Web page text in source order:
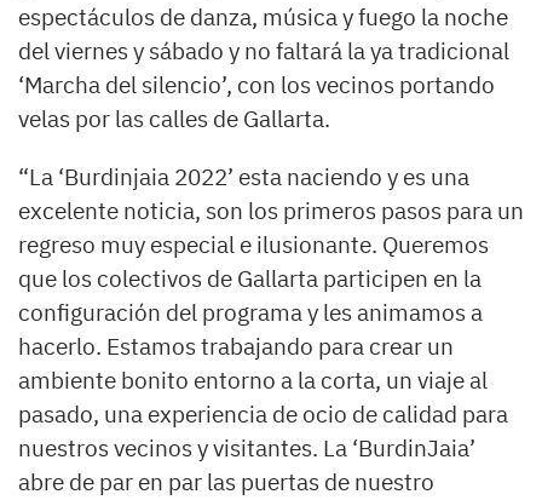
espectáculos de danza, música y fuego la noche
del viernes y sábado y no faltará la ya tradicional
‘Marcha del silencio’, con los vecinos portando
velas por las calles de Gallarta.
“La ‘Burdinjaia 2022’ esta naciendo y es una
excelente noticia, son los primeros pasos para un
regreso muy especial e ilusionante. Queremos
que los colectivos de Gallarta participen en la
configuración del programa y les animamos a
hacerlo. Estamos trabajando para crear un
ambiente bonito entorno a la corta, un viaje al
pasado, una experiencia de ocio de calidad para
nuestros vecinos y visitantes. La ‘BurdinJaia’
abre de par en par las puertas de nuestro